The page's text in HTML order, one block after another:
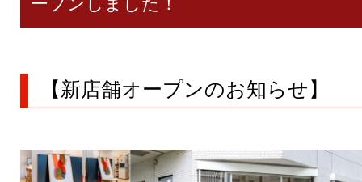
【新店舗オープンのお知らせ】